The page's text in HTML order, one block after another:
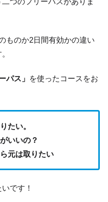
ものか2日間有効かの違い
パス」 を使ったコースをお
たい。
いいの？
元は取りたい
です！